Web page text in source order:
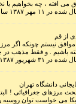
می افته ، چه بخواهیم یا
در ۱۱ مهر ۱۳۸۷ ساعت ۸ و ۰۵ دقیقه
از قم
نیستم چونکه اگر
باشیم . و فقط مذهب در
۳۱ شهريور ۱۳۸۷ ساعت ۴ و ۴۲ دقیقه
دانشگاه تهران
بحث مرزهای جغرافیائی !
می خواست توان روسیه